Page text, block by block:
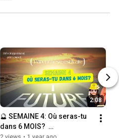
2:08
🔮 SEMAINE 4: Où seras-tu
dans 6 MOIS?